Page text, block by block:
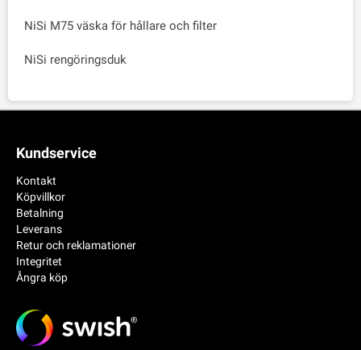
NiSi M75 väska för hållare och filter
NiSi rengöringsduk
Kundservice
Kontakt
Köpvillkor
Betalning
Leverans
Retur och reklamationer
Integritet
Ångra köp